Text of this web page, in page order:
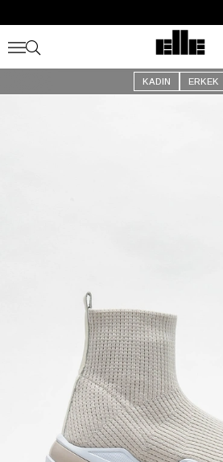
Kargo Ücretsiz!
KADIN ERKEK